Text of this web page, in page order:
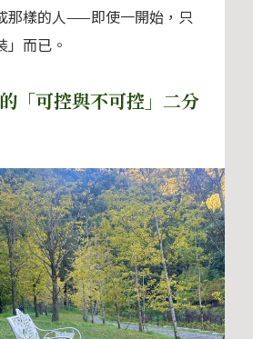
那樣的人——即使一開始，只
」而已。
「可控與不可控」二分